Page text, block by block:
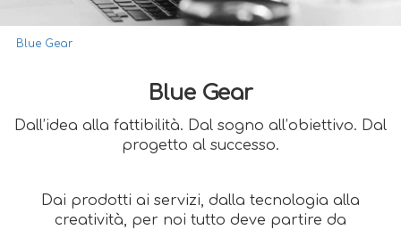
Blue Gear
Blue Gear
Dall’idea alla fattibilità. Dal sogno all’obiettivo. Dal
progetto al successo.
Dai prodotti ai servizi, dalla tecnologia alla
creatività, per noi tutto deve partire da